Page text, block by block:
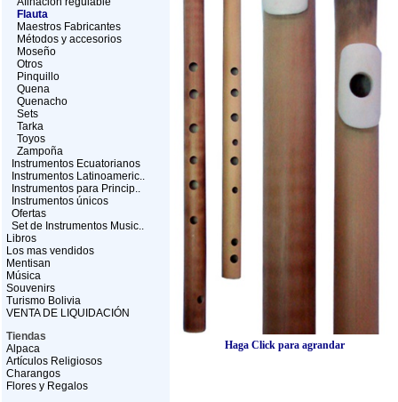
Flauta
Maestros Fabricantes
Métodos y accesorios
Moseño
Otros
Pinquillo
Quena
Quenacho
Sets
Tarka
Toyos
Zampoña
Instrumentos Ecuatorianos
Instrumentos Latinoameric..
Instrumentos para Princip..
Instrumentos únicos
Ofertas
Set de Instrumentos Music..
Libros
Los mas vendidos
Mentisan
Música
Souvenirs
Turismo Bolivia
VENTA DE LIQUIDACIÓN
Tiendas
Alpaca
Artículos Religiosos
Charangos
Flores y Regalos
Haga Click para agrandar